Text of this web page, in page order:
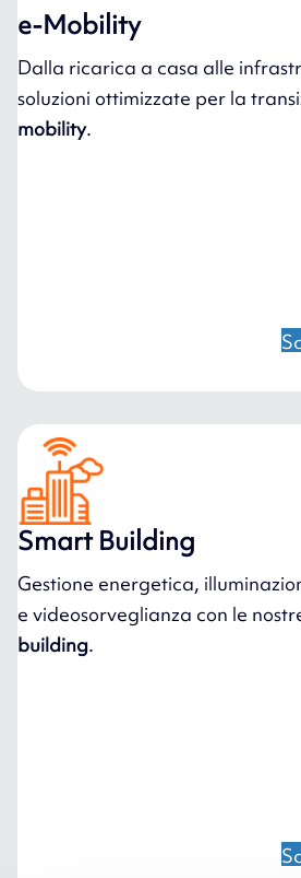
e-Mobility
Dalla ricarica a casa alle
soluzioni ottimizzate per la
mobility.
Smart Building
Gestione energetica,
e videosorveglianza con le
building.